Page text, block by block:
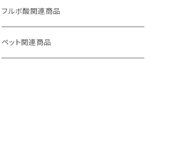
妊活応援セット
フルボ酸関連商品
ペット関連商品